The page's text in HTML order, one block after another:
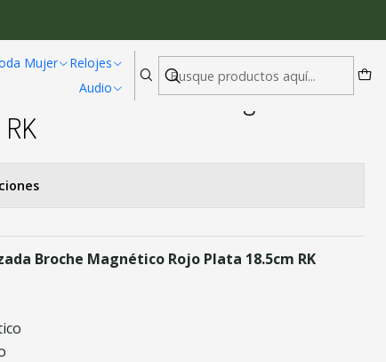
Mujer
Relojes
Audio
18.5cm RK
Trenzada Broche Magnético
Broche Magnético Rojo Plata 18.5cm RK